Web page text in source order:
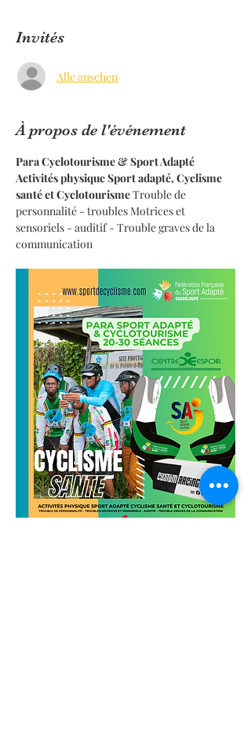
Invités
Alle ansehen
À propos de l'événement
Para Cyclotourisme & Sport Adapté
Activités physique Sport adapté, Cyclisme
santé et Cyclotourisme Trouble de
personnalité - troubles Motrices et
sensoriels - auditif - Trouble graves de la
communication